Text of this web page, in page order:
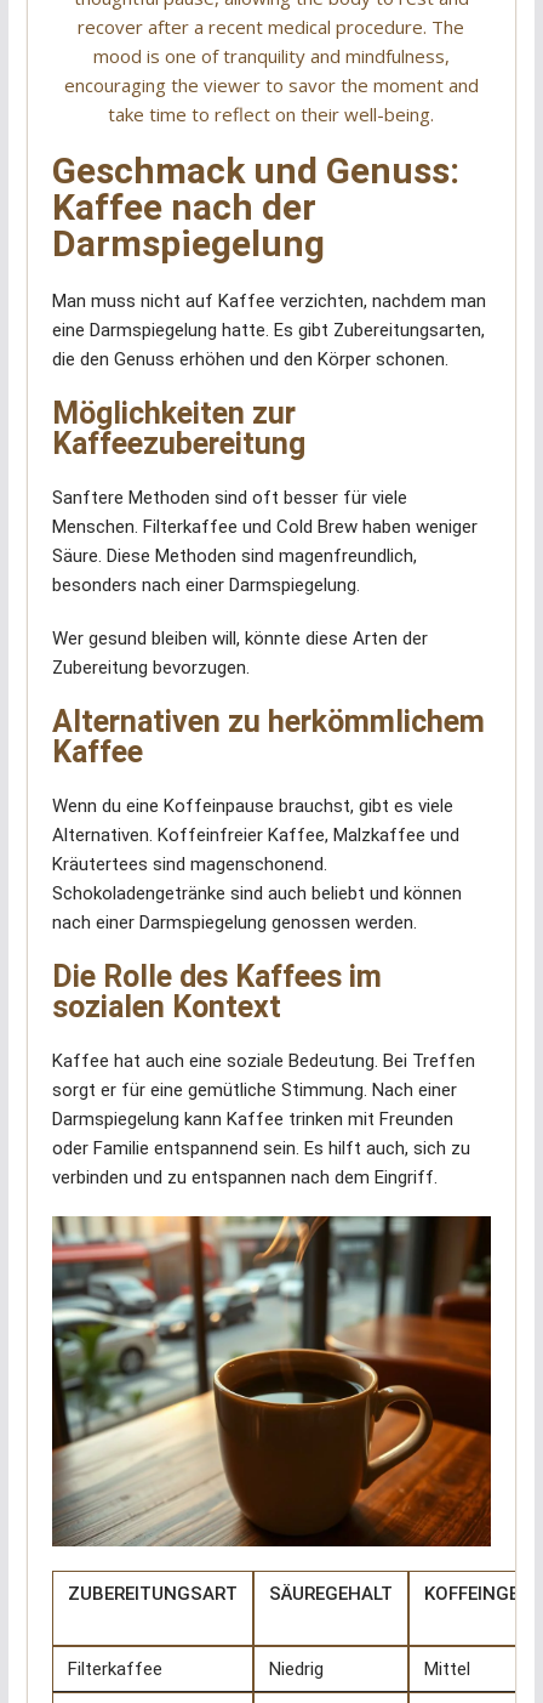
Geschmack und Genuss:
Kaffee nach der
Darmspiegelung
Man muss nicht auf Kaffee verzichten, nachdem man
eine Darmspiegelung hatte. Es gibt Zubereitungsarten,
die den Genuss erhöhen und den Körper schonen.
Möglichkeiten zur
Kaffeezubereitung
Sanftere Methoden sind oft besser für viele
Menschen. Filterkaffee und Cold Brew haben weniger
Säure. Diese Methoden sind magenfreundlich,
besonders nach einer Darmspiegelung.
Wer gesund bleiben will, könnte diese Arten der
Zubereitung bevorzugen.
Alternativen zu herkömmlichem
Kaffee
Wenn du eine Koffeinpause brauchst, gibt es viele
Alternativen. Koffeinfreier Kaffee, Malzkaffee und
Kräutertees sind magenschonend.
Schokoladengetränke sind auch beliebt und können
nach einer Darmspiegelung genossen werden.
Die Rolle des Kaffees im
sozialen Kontext
Kaffee hat auch eine soziale Bedeutung. Bei Treffen
sorgt er für eine gemütliche Stimmung. Nach einer
Darmspiegelung kann Kaffee trinken mit Freunden
oder Familie entspannend sein. Es hilft auch, sich zu
verbinden und zu entspannen nach dem Eingriff.
ZUBEREITUNGSART SÄUREGEHALT
Filterkaffee Niedrig Mittel